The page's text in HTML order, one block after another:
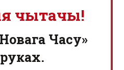
чытачы!
Часу»